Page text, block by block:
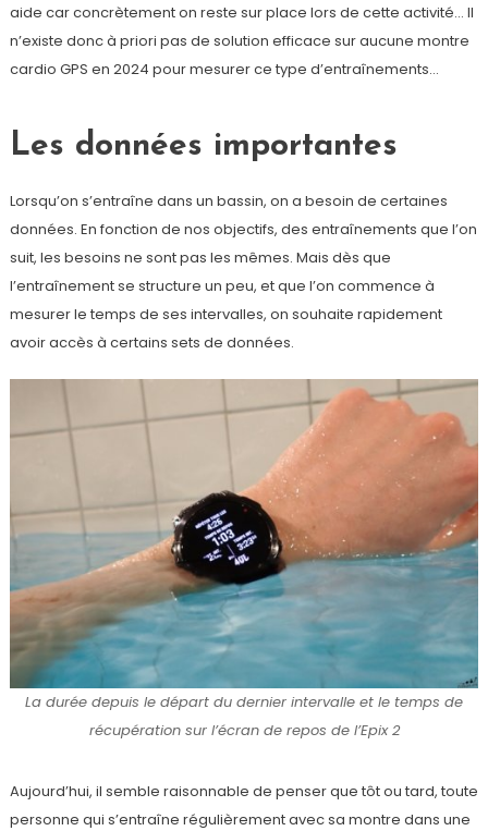
aide car concrètement on reste sur place lors de cette activité… Il
n’existe donc à priori pas de solution efficace sur aucune montre
cardio GPS en 2024 pour mesurer ce type d’entraînements…
Les données importantes
Lorsqu’on s’entraîne dans un bassin, on a besoin de certaines
données. En fonction de nos objectifs, des entraînements que l’on
suit, les besoins ne sont pas les mêmes. Mais dès que
l’entraînement se structure un peu, et que l’on commence à
mesurer le temps de ses intervalles, on souhaite rapidement
avoir accès à certains sets de données.
La durée depuis le départ du dernier intervalle et le temps de
récupération sur l’écran de repos de l’Epix 2
Aujourd’hui, il semble raisonnable de penser que tôt ou tard, toute
personne qui s’entraîne régulièrement avec sa montre dans une